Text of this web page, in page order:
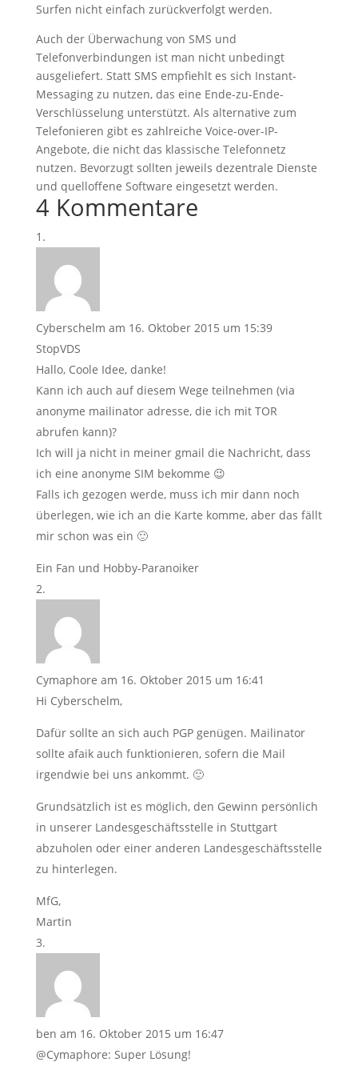
Surfen nicht einfach zurückverfolgt werden.
Auch der Überwachung von SMS und
Telefonverbindungen ist man nicht unbedingt
ausgeliefert. Statt SMS empfiehlt es sich Instant-
Messaging zu nutzen, das eine Ende-zu-Ende-
Verschlüsselung unterstützt. Als alternative zum
Telefonieren gibt es zahlreiche Voice-over-IP-
Angebote, die nicht das klassische Telefonnetz
nutzen. Bevorzugt sollten jeweils dezentrale Dienste
und quelloffene Software eingesetzt werden.
4 Kommentare
Cyberschelm am 16. Oktober 2015 um 15:39
StopVDS
Hallo, Coole Idee, danke!
Kann ich auch auf diesem Wege teilnehmen (via
anonyme mailinator adresse, die ich mit TOR
abrufen kann)?
Ich will ja nicht in meiner gmail die Nachricht, dass
ich eine anonyme SIM bekomme 😉
Falls ich gezogen werde, muss ich mir dann noch
überlegen, wie ich an die Karte komme, aber das fällt
mir schon was ein 🙂
Ein Fan und Hobby-Paranoiker
Cymaphore am 16. Oktober 2015 um 16:41
Hi Cyberschelm,
Dafür sollte an sich auch PGP genügen. Mailinator
sollte afaik auch funktionieren, sofern die Mail
irgendwie bei uns ankommt. 🙂
Grundsätzlich ist es möglich, den Gewinn persönlich
in unserer Landesgeschäftsstelle in Stuttgart
abzuholen oder einer anderen Landesgeschäftsstelle
zu hinterlegen.
MfG,
Martin
ben am 16. Oktober 2015 um 16:47
@Cymaphore: Super Lösung!